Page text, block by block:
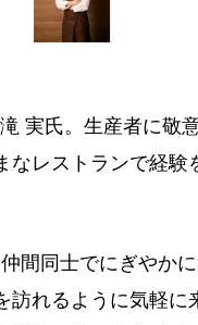
実氏。生産者に
なレストランで経
仲間同士でにぎやか
訪れるように気軽